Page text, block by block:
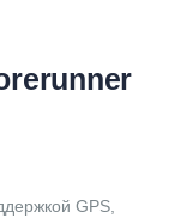
GPS,